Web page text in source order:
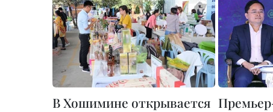
В Хошимине открывается